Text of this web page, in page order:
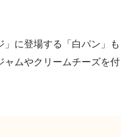
」に登場する「白パン」も
ャムやクリームチーズを付